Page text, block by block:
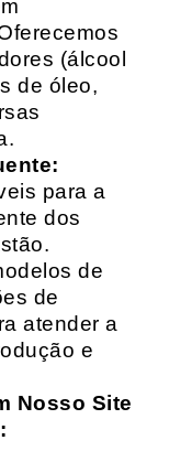
(álcool
de óleo,
para a
dos
de
de
atender a
e
Nosso Site